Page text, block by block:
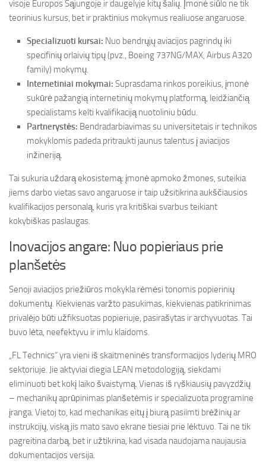
visoje Europos Sąjungoje ir daugelyje kitų šalių. Įmonė siūlo ne tik
teorinius kursus, bet ir praktinius mokymus realiuose angaruose.
Specializuoti kursai: Nuo bendrųjų aviacijos pagrindų iki
specifinių orlaivių tipų (pvz., Boeing 737NG/MAX, Airbus A320
family) mokymų.
Internetiniai mokymai: Suprasdama rinkos poreikius, įmonė
sukūrė pažangią internetinių mokymų platformą, leidžiančią
specialistams kelti kvalifikaciją nuotoliniu būdu.
Partnerystės: Bendradarbiavimas su universitetais ir technikos
mokyklomis padeda pritraukti jaunus talentus į aviacijos
inžineriją.
Tai sukuria uždarą ekosistemą: įmonė apmoko žmones, suteikia
jiems darbo vietas savo angaruose ir taip užsitikrina aukščiausios
kvalifikacijos personalą, kuris yra kritiškai svarbus teikiant
kokybiškas paslaugas.
Inovacijos angare: Nuo popieriaus prie
planšetės
Senoji aviacijos priežiūros mokykla rėmėsi tonomis popierinių
dokumentų. Kiekvienas varžto pasukimas, kiekvienas patikrinimas
privalėjo būti užfiksuotas popieriuje, pasirašytas ir archyvuotas. Tai
buvo lėta, neefektyvu ir imlu klaidoms.
„FL Technics“ yra vieni iš skaitmeninės transformacijos lyderių MRO
sektoriuje. Jie aktyviai diegia LEAN metodologiją, siekdami
eliminuoti bet kokį laiko švaistymą. Vienas iš ryškiausių pavyzdžių
– mechanikų aprūpinimas planšetėmis ir specializuota programine
įranga. Vietoj to, kad mechanikas eitų į biurą pasiimti brėžinių ar
instrukcijų, viską jis mato savo ekrane tiesiai prie lėktuvo. Tai ne tik
pagreitina darbą, bet ir užtikrina, kad visada naudojama naujausia
dokumentacijos versija.